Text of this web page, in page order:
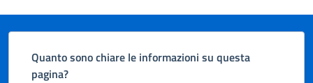
Quanto sono chiare le informazioni su questa
pagina?